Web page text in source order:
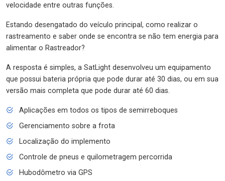
velocidade entre outras funções.
Estando desengatado do veículo principal, como realizar o
rastreamento e saber onde se encontra se não tem energia para
alimentar o Rastreador?
A resposta é simples, a SatLight desenvolveu um equipamento
que possui bateria própria que pode durar até 30 dias, ou em sua
versão mais completa que pode durar até 60 dias.
Aplicações em todos os tipos de semirreboques
Gerenciamento sobre a frota
Localização do implemento
Controle de pneus e quilometragem percorrida
Hubodômetro via GPS